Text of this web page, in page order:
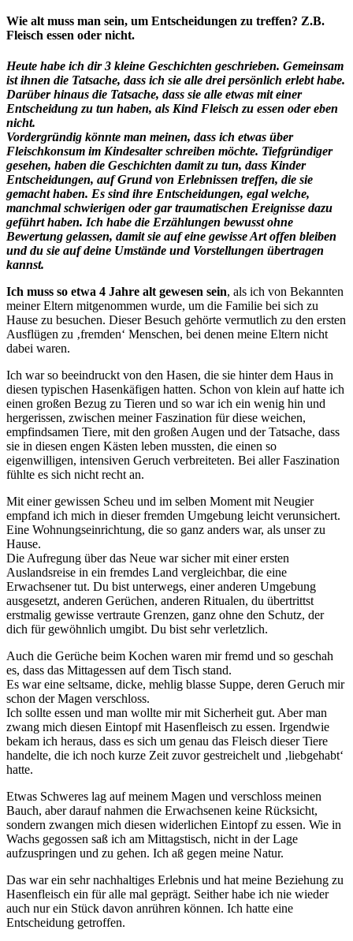
Wie alt muss man sein, um Entscheidungen zu treffen? Z.B.
Fleisch essen oder nicht.
Heute habe ich dir 3 kleine Geschichten geschrieben. Gemeinsam
ist ihnen die Tatsache, dass ich sie alle drei persönlich erlebt habe.
Darüber hinaus die Tatsache, dass sie alle etwas mit einer
Entscheidung zu tun haben, als Kind Fleisch zu essen oder eben
nicht.
Vordergründig könnte man meinen, dass ich etwas über
Fleischkonsum im Kindesalter schreiben möchte. Tiefgründiger
gesehen, haben die Geschichten damit zu tun, dass Kinder
Entscheidungen, auf Grund von Erlebnissen treffen, die sie
gemacht haben. Es sind ihre Entscheidungen, egal welche,
manchmal schwierigen oder gar traumatischen Ereignisse dazu
geführt haben. Ich habe die Erzählungen bewusst ohne
Bewertung gelassen, damit sie auf eine gewisse Art offen bleiben
und du sie auf deine Umstände und Vorstellungen übertragen
kannst.
Ich muss so etwa 4 Jahre alt gewesen sein, als ich von Bekannten
meiner Eltern mitgenommen wurde, um die Familie bei sich zu
Hause zu besuchen. Dieser Besuch gehörte vermutlich zu den ersten
Ausflügen zu ‚fremden‘ Menschen, bei denen meine Eltern nicht
dabei waren.
Ich war so beeindruckt von den Hasen, die sie hinter dem Haus in
diesen typischen Hasenkäfigen hatten. Schon von klein auf hatte ich
einen großen Bezug zu Tieren und so war ich ein wenig hin und
hergerissen, zwischen meiner Faszination für diese weichen,
empfindsamen Tiere, mit den großen Augen und der Tatsache, dass
sie in diesen engen Kästen leben mussten, die einen so
eigenwilligen, intensiven Geruch verbreiteten. Bei aller Faszination
fühlte es sich nicht recht an.
Mit einer gewissen Scheu und im selben Moment mit Neugier
empfand ich mich in dieser fremden Umgebung leicht verunsichert.
Eine Wohnungseinrichtung, die so ganz anders war, als unser zu
Hause.
Die Aufregung über das Neue war sicher mit einer ersten
Auslandsreise in ein fremdes Land vergleichbar, die eine
Erwachsener tut. Du bist unterwegs, einer anderen Umgebung
ausgesetzt, anderen Gerüchen, anderen Ritualen, du übertrittst
erstmalig gewisse vertraute Grenzen, ganz ohne den Schutz, der
dich für gewöhnlich umgibt. Du bist sehr verletzlich.
Auch die Gerüche beim Kochen waren mir fremd und so geschah
es, dass das Mittagessen auf dem Tisch stand.
Es war eine seltsame, dicke, mehlig blasse Suppe, deren Geruch mir
schon der Magen verschloss.
Ich sollte essen und man wollte mir mit Sicherheit gut. Aber man
zwang mich diesen Eintopf mit Hasenfleisch zu essen. Irgendwie
bekam ich heraus, dass es sich um genau das Fleisch dieser Tiere
handelte, die ich noch kurze Zeit zuvor gestreichelt und ‚liebgehabt‘
hatte.
Etwas Schweres lag auf meinem Magen und verschloss meinen
Bauch, aber darauf nahmen die Erwachsenen keine Rücksicht,
sondern zwangen mich diesen widerlichen Eintopf zu essen. Wie in
Wachs gegossen saß ich am Mittagstisch, nicht in der Lage
aufzuspringen und zu gehen. Ich aß gegen meine Natur.
Das war ein sehr nachhaltiges Erlebnis und hat meine Beziehung zu
Hasenfleisch ein für alle mal geprägt. Seither habe ich nie wieder
auch nur ein Stück davon anrühren können. Ich hatte eine
Entscheidung getroffen.